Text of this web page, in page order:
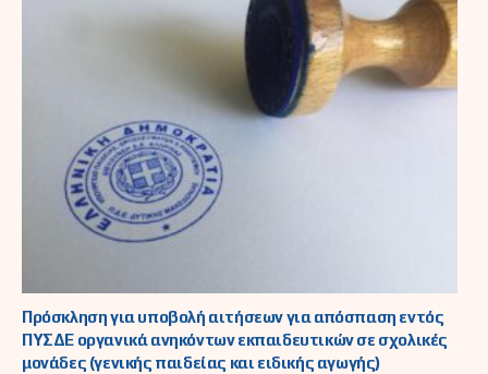
Πρόσκληση για υποβολή αιτήσεων για απόσπαση εντός
ΠΥΣΔΕ οργανικά ανηκόντων εκπαιδευτικών σε σχολικές
μονάδες (γενικής παιδείας και ειδικής αγωγής)